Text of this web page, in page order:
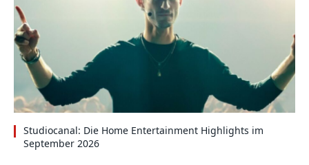
Studiocanal: Die Home Entertainment Highlights im
September 2026